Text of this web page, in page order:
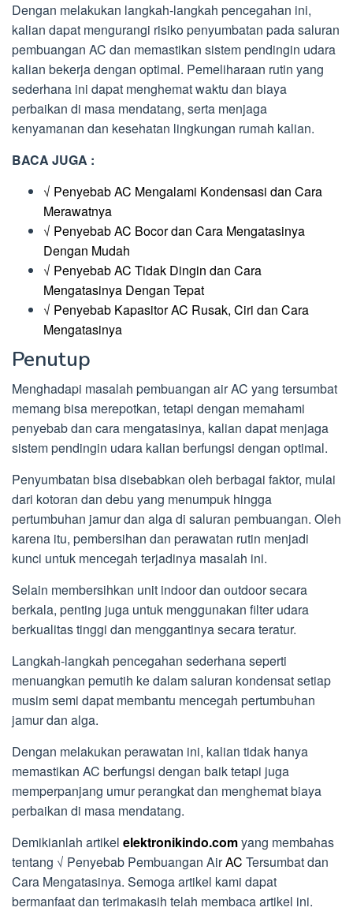
Dengan melakukan langkah-langkah pencegahan ini,
kalian dapat mengurangi risiko penyumbatan pada saluran
pembuangan AC dan memastikan sistem pendingin udara
kalian bekerja dengan optimal. Pemeliharaan rutin yang
sederhana ini dapat menghemat waktu dan biaya
perbaikan di masa mendatang, serta menjaga
kenyamanan dan kesehatan lingkungan rumah kalian.
BACA JUGA :
√ Penyebab AC Mengalami Kondensasi dan Cara
Merawatnya
√ Penyebab AC Bocor dan Cara Mengatasinya
Dengan Mudah
√ Penyebab AC Tidak Dingin dan Cara
Mengatasinya Dengan Tepat
√ Penyebab Kapasitor AC Rusak, Ciri dan Cara
Mengatasinya
Penutup
Menghadapi masalah pembuangan air AC yang tersumbat
memang bisa merepotkan, tetapi dengan memahami
penyebab dan cara mengatasinya, kalian dapat menjaga
sistem pendingin udara kalian berfungsi dengan optimal.
Penyumbatan bisa disebabkan oleh berbagai faktor, mulai
dari kotoran dan debu yang menumpuk hingga
pertumbuhan jamur dan alga di saluran pembuangan. Oleh
karena itu, pembersihan dan perawatan rutin menjadi
kunci untuk mencegah terjadinya masalah ini.
Selain membersihkan unit indoor dan outdoor secara
berkala, penting juga untuk menggunakan filter udara
berkualitas tinggi dan menggantinya secara teratur.
Langkah-langkah pencegahan sederhana seperti
menuangkan pemutih ke dalam saluran kondensat setiap
musim semi dapat membantu mencegah pertumbuhan
jamur dan alga.
Dengan melakukan perawatan ini, kalian tidak hanya
memastikan AC berfungsi dengan baik tetapi juga
memperpanjang umur perangkat dan menghemat biaya
perbaikan di masa mendatang.
Demikianlah artikel elektronikindo.comyang membahas
tentang √ Penyebab Pembuangan AirAC Tersumbat dan
Cara Mengatasinya. Semoga artikel kami dapat
bermanfaat dan terimakasih telah membaca artikel ini.